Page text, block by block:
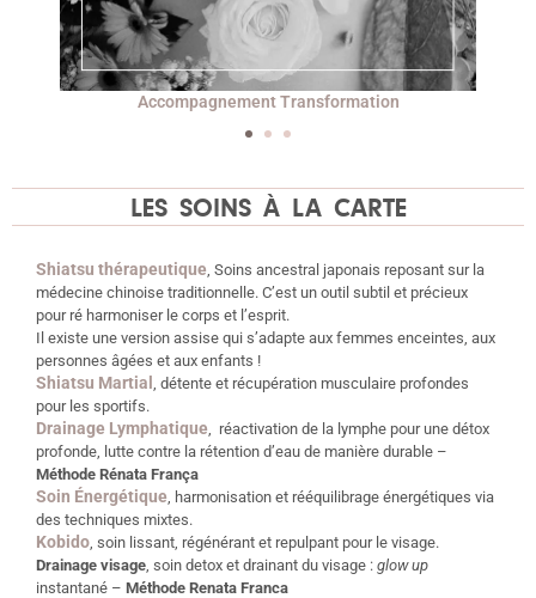
Accompagnement Système Nerveux Régénéré
LES SOINS À LA CARTE
Shiatsu thérapeutique , Soins ancestral japonais reposant sur la
médecine chinoise traditionnelle. C’est un outil subtil et précieux
pour ré harmoniser le corps et l’esprit.
Il existe une version assise qui s’adapte aux femmes enceintes, aux
personnes âgées et aux enfants !
Shiatsu Martial
, détente et récupération musculaire profondes
pour les sportifs.
Drainage Lymphatique , réactivation de la lymphe pour une détox
profonde, lutte contre la rétention d’eau de manière durable –
Méthode Rénata França
Soin Énergétique , harmonisation et rééquilibrage énergétiques via
des techniques mixtes.
Kobido , soin lissant, régénérant et repulpant pour le visage.
Drainage visage , soin detox et drainant du visage : glow up
instantané – Méthode Renata Franca